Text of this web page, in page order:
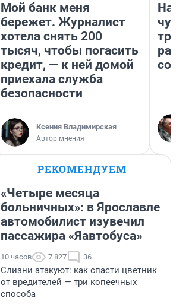
Мой банк меня
бережет. Журналист
хотела снять 200
тысяч, чтобы погасить
кредит, — к ней домой
приехала служба
безопасности
Ксения Владимирская
Автор мнения
РЕКОМЕНДУЕМ
«Четыре месяца
больничных»: в Ярославле
автомобилист изувечил
пассажира «Яавтобуса»
10 часов 7 827 36
Слизни атакуют: как спасти цветник
от вредителей — три копеечных
способа